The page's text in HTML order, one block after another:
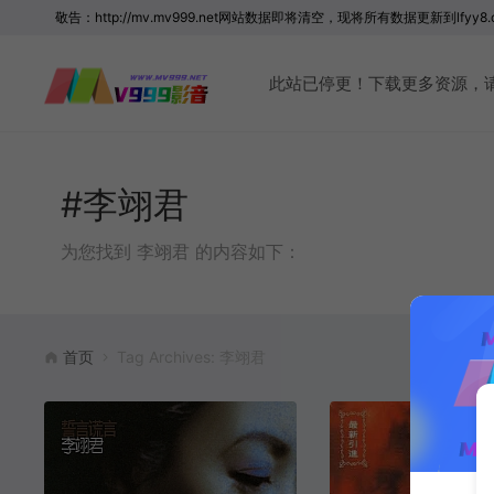
敬告：http://mv.mv999.net网站数据即将清空，现将所有数据更新到
此站已停更！下载更多资源
#李翊君
为您找到 李翊君 的内容如下：
首页